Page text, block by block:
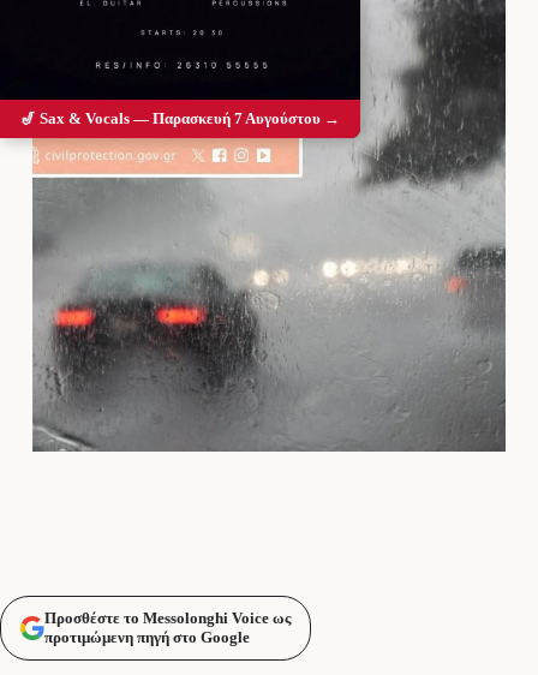
Προσθέστε το Messolonghi Voice ως
προτιμώμενη πηγή στο Google
🎷 Sax & Vocals — Παρασκευή 7 Αυγούστου →